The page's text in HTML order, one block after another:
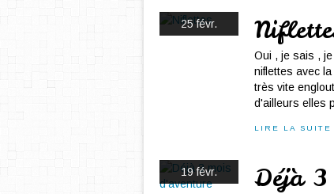
25 févr.
Oui , je sais ,
niflettes avec
très vite
d'ailleurs elles
LIRE LA SUITE
19 févr.
Déjà 3